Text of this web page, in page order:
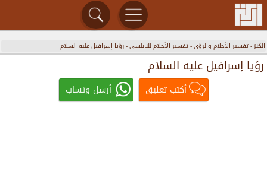
الكنز-تفسير الأحلام والرؤى-تفسير الأحلام للنابلسي-رؤيا إسرافيل عليه السلام
رؤيا إسرافيل عليه السلام
أكتب تعليق أرسل وتساب